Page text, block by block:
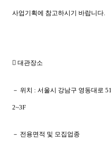
사업기획에 참고하시기 바랍니다.
 대관장소
－ 위치 : 서울시 강남구 영동대로
2~3F
－ 전용면적 및 모집업종